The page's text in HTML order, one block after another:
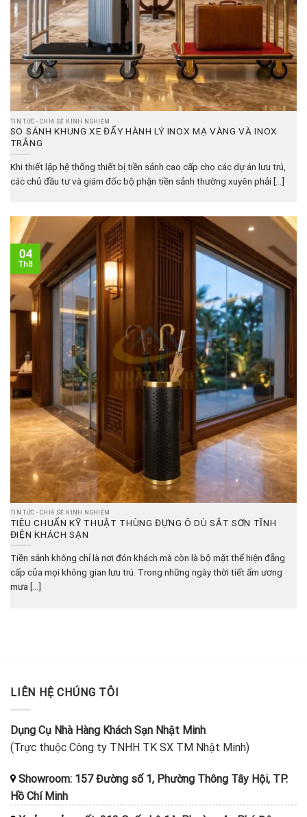
TIN TỨC - CHIA SẺ KINH NGHIỆM
SO SÁNH KHUNG XE ĐẨY HÀNH LÝ INOX MẠ VÀNG VÀ INOX
TRẮNG
Khi thiết lập hệ thống thiết bị tiền sảnh cao cấp cho các dự án lưu trú,
các chủ đầu tư và giám đốc bộ phận tiền sảnh thường xuyên phải [...]
TIN TỨC - CHIA SẺ KINH NGHIỆM
TIÊU CHUẨN KỸ THUẬT THÙNG ĐỰNG Ô DÙ SẮT SƠN TĨNH
ĐIỆN KHÁCH SẠN
Tiền sảnh không chỉ là nơi đón khách mà còn là bộ mặt thể hiện đẳng
cấp của mọi không gian lưu trú. Trong những ngày thời tiết ẩm ương
mưa [...]
04
Th8
LIÊN HỆ CHÚNG TÔI
Dụng Cụ Nhà Hàng Khách Sạn Nhật Minh
(Trực thuộc Công ty TNHH TK SX TM Nhật Minh)
Showroom: 157 Đường số 1, Phường Thông Tây Hội, TP.
Hồ Chí Minh